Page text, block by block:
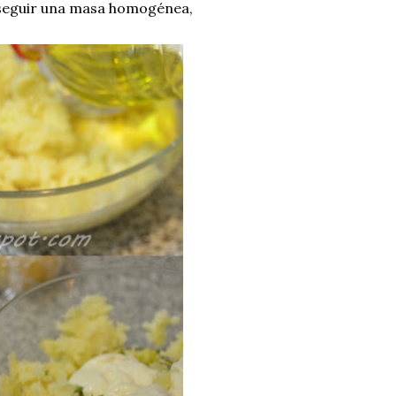
una masa homogénea,